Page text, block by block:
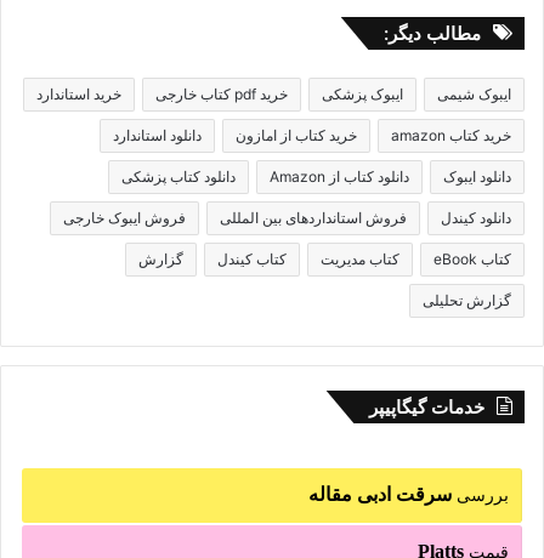
مطالب دیگر:
ایبوک شیمی ایبوک پزشکی خرید pdf کتاب خارجی خرید استاندارد
خرید کتاب amazon خرید کتاب از امازون دانلود استاندارد
دانلود ایبوک دانلود کتاب از Amazon دانلود کتاب پزشکی
دانلود کیندل فروش استانداردهای بین المللی فروش ایبوک خارجی
کتاب eBook کتاب مدیریت کتاب کیندل گزارش
گزارش تحلیلی
خدمات گیگاپیپر
بررسی سرقت ادبی مقاله
قیمت Platts